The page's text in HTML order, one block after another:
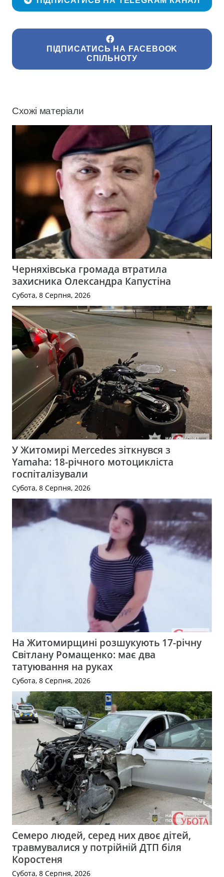
ПІДПИСАТИСЬ НА FACEBOOK
СПІЛЬНОТУ
Схожі матеріали
Черняхівська громада втратила
захисника Олександра Капустіна
Субота, 8 Серпня, 2026
У Житомирі Mercedes зіткнувся з
Yamaha: 18-річного мотоцикліста
госпіталізували
Субота, 8 Серпня, 2026
На Житомирщині розшукують 17-річну
Світлану Ромащенко: має два
татуювання на руках
Субота, 8 Серпня, 2026
Семеро людей, серед них двоє дітей,
травмувалися у потрійній ДТП біля
Коростеня
Субота, 8 Серпня, 2026